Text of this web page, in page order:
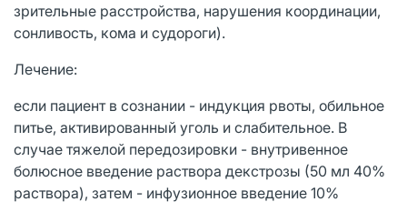
зрительные расстройства, нарушения координации,
сонливость, кома и судороги).
Лечение:
если пациент в сознании - индукция рвоты, обильное
питье, активированный уголь и слабительное. В
случае тяжелой передозировки - внутривенное
болюсное введение раствора декстрозы (50 мл 40%
раствора), затем - инфузионное введение 10%